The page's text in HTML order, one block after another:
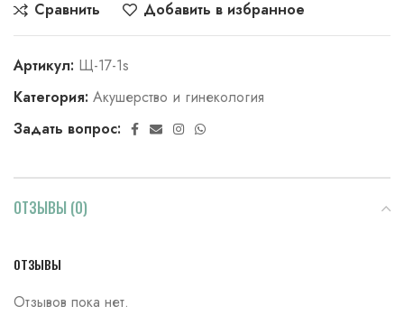
Сравнить
Добавить в избранное
Артикул: Щ-17-1s
Категория: Акушерство и гинекология
Задать вопрос:
ОТЗЫВЫ (0)
ОТЗЫВЫ
Отзывов пока нет.